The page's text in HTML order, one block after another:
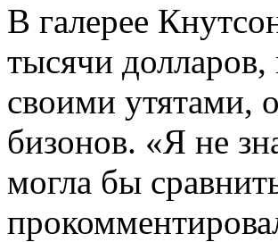
В галерее
тысячи долларов,
своими утятами,
бизонов. «Я не
могла бы